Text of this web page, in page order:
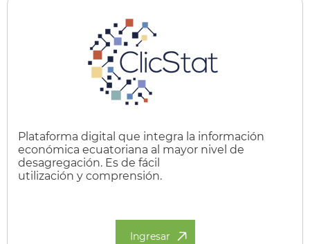
Plataforma digital que integra la información
económica ecuatoriana al mayor nivel de
desagregación. Es de fácil
utilización y comprensión.
Ingresar